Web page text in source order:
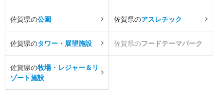
佐賀県の公園 佐賀県のアスレチック
佐賀県のタワー・展望施設 佐賀県のフードテーマパーク
佐賀県の牧場・レジャー＆リ
ゾート施設